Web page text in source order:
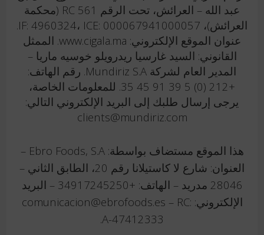
عبد الله – العرائش، تحت الرقم RC 561 (محكمة
العرائش)، IF: 4960324، ICE: 000067941000057.
عنوان الموقع الإلكتروني: www.cigala.ma. الممثل
القانوني: السيد غارسيا ريدرويلو خوسيه ماريا –
المدير العام لشركة Mundiriz S.A. رقم الهاتف:
+212 (0) 5 39 91 45 35. للمعلومات الخاصة،
يرجى إرسال طلبك إلى البريد الإلكتروني التالي:
clients@mundiriz.com
هذا الموقع مستضاف بواسطة: Ebro Foods, S.A –
العنوان: شارع لا كاستيلانا رقم 20، الطابق الثاني –
28046 مدريد – الهاتف: +34917245250 – البريد
الإلكتروني: comunicacion@ebrofoods.es – RC:
A-47412333.